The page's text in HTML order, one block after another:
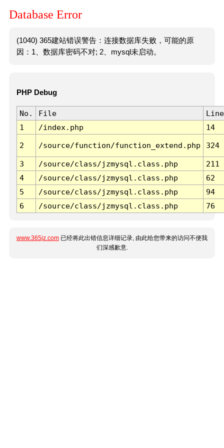
Database Error
(1040) 365建站错误警告：连接数据库失败，可能的原
因：1、数据库密码不对; 2、mysql未启动。
PHP Debug
No. File
Line
1
/index.php 14
2 /source/function/function_extend.php 324
3 /source/class/jzmysql.class.php
211
4
/source/class/jzmysql.class.php
62
5
/source/class/jzmysql.class.php
94
6
/source/class/jzmysql.class.php 76
www.365jz.com 已经将此出错信息详细记录, 由此给您带来的访问不便我
们深感歉意.